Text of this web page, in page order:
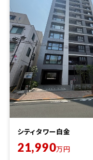
シティタワー白金
21,990万円